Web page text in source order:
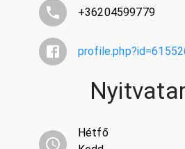
+36204599779
Hétfő